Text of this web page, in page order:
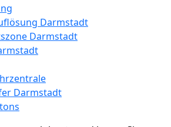
Darmstadt
Darmstadt
Darmstadt